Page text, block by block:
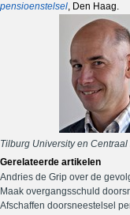
pensioenstelsel, Den Haag.
Tilburg University en
Gerelateerde artikelen
Andries de Grip over de
Maak overgangsschuld
Afschaffen doorsneestelsel